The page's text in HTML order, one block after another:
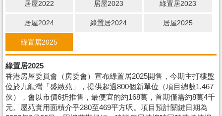
居屋2022 居屋2023 綠置居2023
居屋2024 綠置居2024 居屋2025
綠置居2025
綠置居2025
香港房屋委員會（房委會）宣布綠置居2025開售，今期主打樓盤
位於九龍灣「盛緻苑」，提供超過800個新單位（項目總數1,467
伙），會以市價6折推售，最便宜的約168萬，首期僅需約8萬4千
元。屋苑實用面積介乎280至469平方呎。項目預計關鍵日期為